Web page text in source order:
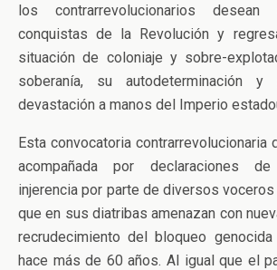
los contrarrevolucionarios desean
conquistas de la Revolución y
situación de coloniaje y sobre-
soberanía, su autodeterminación y
devastación a manos del Imperio
Esta convocatoria
acompañada por declaraciones
injerencia por parte de diversos
que en sus diatribas amenazan con
recrudecimiento del bloqueo
hace más de 60 años. Al igual que el